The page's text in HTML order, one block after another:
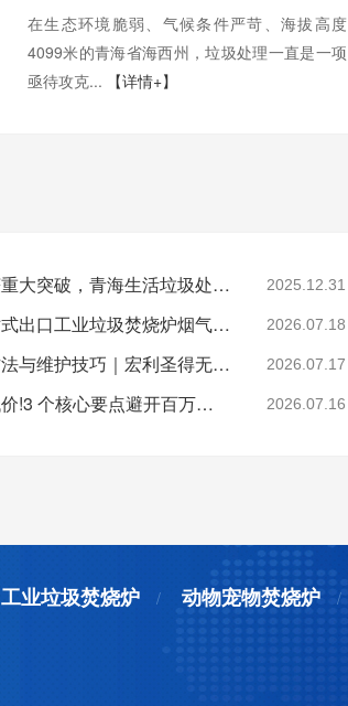
在生态环境脆弱、气候条件严苛、海拔高度
4099米的青海省海西州，垃圾处理一直是一项
亟待攻克...
【详情+】
国内高海拔垃圾处理技术获重大突破，青海生活垃圾处理项目树行业新标杆 2025.12.31
工业固废焚烧炉厂家｜一站式出口工业垃圾焚烧炉烟气检测环保达标 2026.07.18
环保达标宠物火化炉使用方法与维护技巧｜宏利圣得无害化火化设备科普 2026.07.17
选工业垃圾焚烧炉别只看低价!3 个核心要点避开百万损失 2026.07.16
工业垃圾焚烧炉 动物宠物焚烧炉